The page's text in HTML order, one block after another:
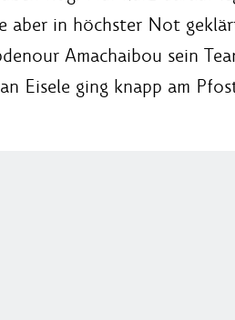
aber in höchster Not
Amachaibou sein
Eisele ging knapp am